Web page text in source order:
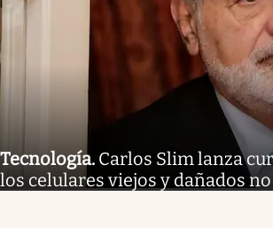
Tecnología. Carlos Slim lanza
los celulares viejos y dañados